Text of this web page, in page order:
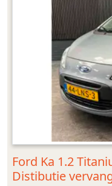
Ford Ka 1.2
Distibutie